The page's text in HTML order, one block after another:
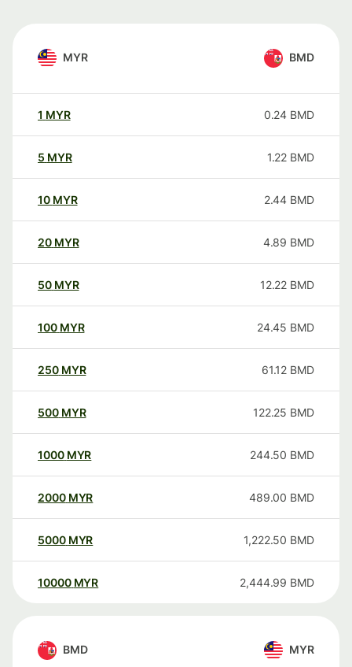
MYR BMD
1 MYR 0.24 BMD
5 MYR 1.22 BMD
10 MYR 2.44 BMD
20 MYR 4.89 BMD
50 MYR 12.22 BMD
100 MYR 24.45 BMD
250 MYR 61.12 BMD
500 MYR 122.25 BMD
1000 MYR 244.50 BMD
2000 MYR 489.00 BMD
5000 MYR 1,222.50 BMD
10000 MYR 2,444.99 BMD
BMD MYR